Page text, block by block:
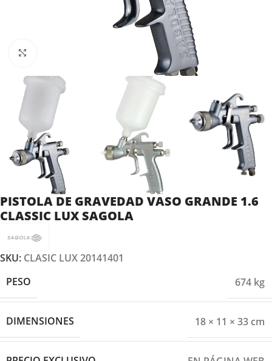
PISTOLA DE GRAVEDAD VASO GRANDE 1.6
CLASSIC LUX SAGOLA
SKU: CLASIC LUX 20141401
PESO
674 kg
DIMENSIONES 18 × 11 × 33 cm